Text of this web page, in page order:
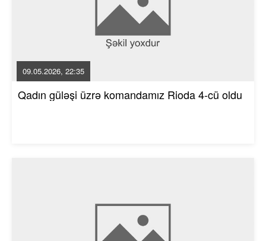
09.05.2026, 22:35
Qadın güləşi üzrə komandamız Rioda 4-cü oldu